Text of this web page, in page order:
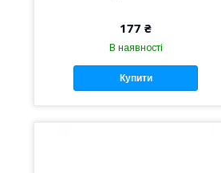
177 ₴
В наявності
Купити